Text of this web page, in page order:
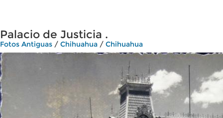
Palacio de Justicia .
Fotos Antiguas / Chihuahua / Chihuahua